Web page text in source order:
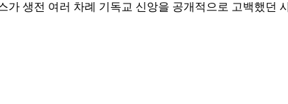
생전 여러 차례 기독교 신앙을 공개적으로 고백했던